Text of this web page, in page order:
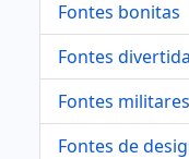
Fontes bonitas
Fontes
Fontes militares
Fontes de